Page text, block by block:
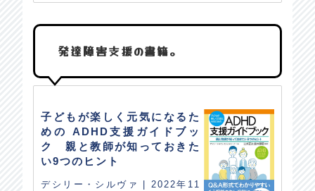
発達障害支援の書籍。
子どもが楽しく元気になるた
めの ADHD支援ガイドブッ
ク 親と教師が知っておきた
い9つのヒント
デシリー・シルヴァ | 2022年11